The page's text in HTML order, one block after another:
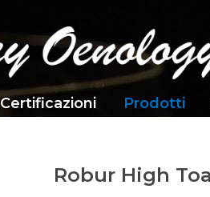
Certificazioni Prodotti
Robur High